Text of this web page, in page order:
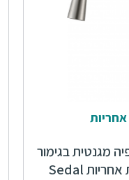
מגנטית בגימור